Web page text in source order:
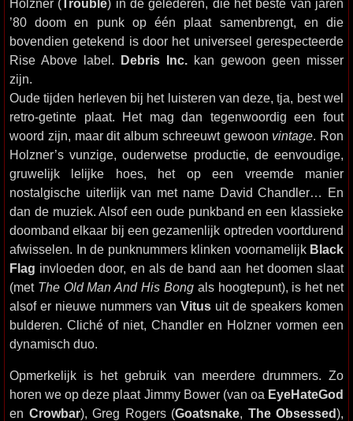
Holzner (Trouble) in de gelederen, die het beste van jaren
’80 doom en punk op één plaat samenbrengt, en die
bovendien getekend is door het universeel gerespecteerde
Rise Above label. Debris Inc. kan gewoon geen misser
zijn.
Oude tijden herleven bij het luisteren van deze, tja, best wel
retro-getinte plaat. Het mag dan tegenwoordig een fout
woord zijn, maar dit album schreeuwt gewoon vintage. Ron
Holzner’s vunzige, ouderwetse productie, de eenvoudige,
gruwelijk lelijke hoes, het op een vreemde manier
nostalgische uiterlijk van met name David Chandler… En
dan de muziek. Alsof een oude punkband en een klassieke
doomband elkaar bij een gezamenlijk optreden voortdurend
afwisselen. In de punknummers klinken voornamelijk Black
Flag invloeden door, en als de band aan het doomen slaat
(met The Old Man And His Bongals hoogtepunt), is het net
alsof er nieuwe nummers van Vitus uit de speakers komen
bulderen. Cliché of niet, Chandler en Holzner vormen een
dynamisch duo.
Opmerkelijk is het gebruik van meerdere drummers. Zo
horen we op deze plaat Jimmy Bower (van oa EyeHateGod
en Crowbar), Greg Rogers (Goatsnake, The Obsessed),